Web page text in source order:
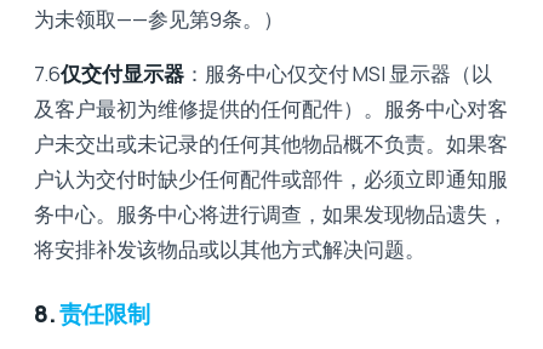
为未领取——参见第9条。）
7.6仅交付显示器 ：服务中心仅交付 MSI 显示器（以
及客户最初为维修提供的任何配件）。服务中心对客
户未交出或未记录的任何其他物品概不负责。如果客
户认为交付时缺少任何配件或部件，必须立即通知服
务中心。服务中心将进行调查，如果发现物品遗失，
将安排补发该物品或以其他方式解决问题。
8.责任限制